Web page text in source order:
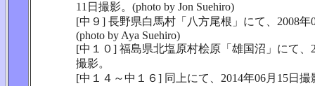
11日撮影。(photo by Jon Suehiro)
[中９] 長野県白馬村「八方尾根」にて、2008年
(photo by Aya Suehiro)
[中１０] 福島県北塩原村桧原「雄国沼」にて、
撮影。
[中１４～中１６] 同上にて、2014年06月15日撮